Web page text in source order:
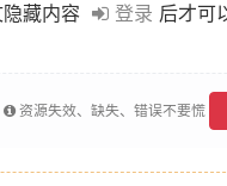
藏内容 登录 后才可
资源失效、缺失、错误不要慌